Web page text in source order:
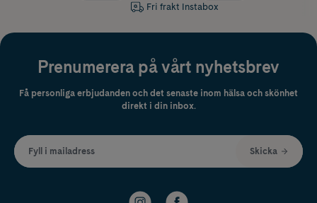
Fri frakt Instabox
Prenumerera på vårt nyhetsbrev
Få personliga erbjudanden och det senaste inom hälsa och skönhet
direkt i din inbox.
Fyll i mailadress Skicka